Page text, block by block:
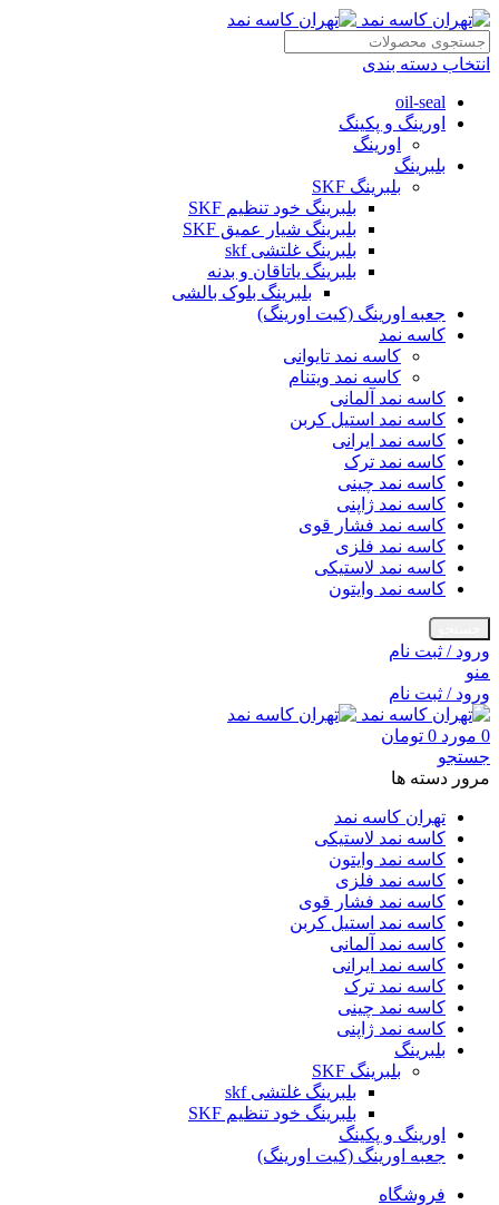
انتخاب دسته بندی
oil-seal
اورینگ و پکینگ
اورینگ
بلبرینگ
بلبرینگ SKF
بلبرینگ خود تنظیم SKF
بلبرینگ شیار عمیق SKF
بلبرینگ غلتشی skf
بلبرینگ یاتاقان و بدنه
بلبرینگ بلوک بالشی
جعبه اورینگ (کیت اورینگ)
کاسه نمد
کاسه نمد تایوانی
کاسه نمد ویتنام
کاسه نمد آلمانی
کاسه نمد استیل کربن
کاسه نمد ایرانی
کاسه نمد ترک
کاسه نمد چینی
کاسه نمد ژاپنی
کاسه نمد فشار قوی
کاسه نمد فلزی
کاسه نمد لاستیکی
کاسه نمد وایتون
ورود / ثبت نام
منو
ورود / ثبت نام
0 مورد 0 تومان
جستجو
مرور دسته ها
تهران کاسه نمد
کاسه نمد لاستیکی
کاسه نمد وایتون
کاسه نمد فلزی
کاسه نمد فشار قوی
کاسه نمد استیل کربن
کاسه نمد آلمانی
کاسه نمد ایرانی
کاسه نمد ترک
کاسه نمد چینی
کاسه نمد ژاپنی
بلبرینگ
بلبرینگ SKF
بلبرینگ غلتشی skf
بلبرینگ خود تنظیم SKF
اورینگ و پکینگ
جعبه اورینگ (کیت اورینگ)
فروشگاه